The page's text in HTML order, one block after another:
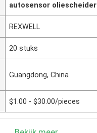
autosensor oliescheider
REXWELL
20 stuks
Guangdong, China
$1.00 - $30.00/pieces